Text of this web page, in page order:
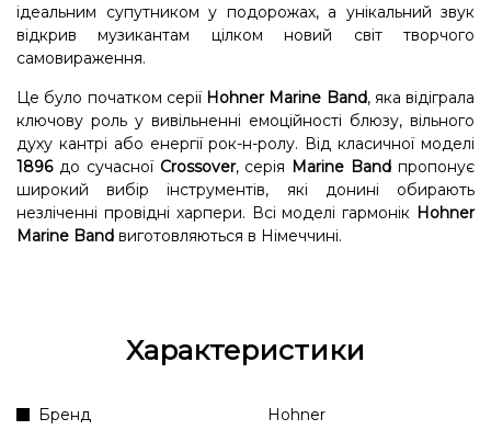
ідеальним супутником у подорожах, а унікальний звук
відкрив музикантам цілком новий світ творчого
самовираження.
Це було початком серії Hohner Marine Band, яка відіграла
ключову роль у вивільненні емоційності блюзу, вільного
духу кантрі або енергії рок-н-ролу. Від класичної моделі
1896 до сучасної Crossover, серія Marine Band пропонує
широкий вибір інструментів, які донині обирають
незліченні провідні харпери. Всі моделі гармонік Hohner
Marine Band виготовляються в Німеччині.
Характеристики
Бренд Hohner